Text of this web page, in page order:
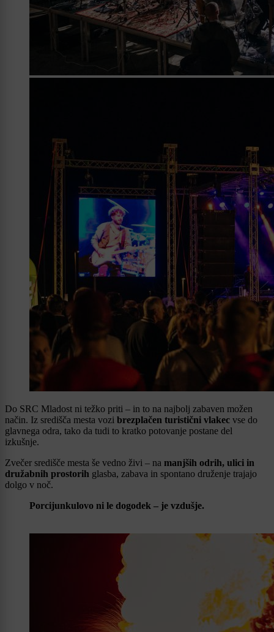
Do SRC Mladost ni težko priti – in to na najbolj zabaven možen
način. Iz središča mesta vozi brezplačen turistični vlakec vse do
glavnega odra, tako da tudi to kratko potovanje postane del
izkušnje.
Zvečer središče mesta še vedno živi – na manjših odrih, ulici in
družabnih prostorih glasba, zabava in spontano druženje trajajo
dolgo v noč.
Porcijunkulovo ni le dogodek – je vzdušje.